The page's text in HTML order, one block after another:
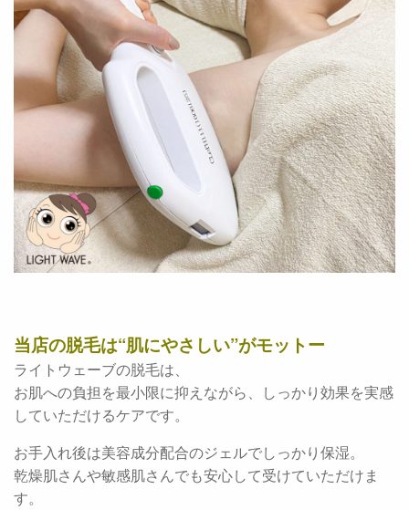
当店の脱毛は“肌にやさしい”がモットー
ライトウェーブの脱毛は、
お肌への負担を最小限に抑えながら、しっかり効果を実感
していただけるケアです。
お手入れ後は美容成分配合のジェルでしっかり保湿。
乾燥肌さんや敏感肌さんでも安心して受けていただけま
す。